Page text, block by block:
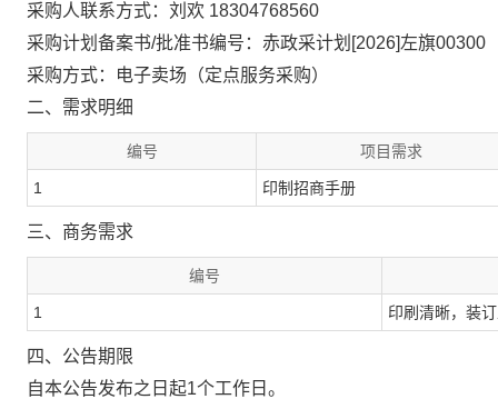
采购人联系方式：刘欢 18304768560
采购计划备案书/批准书编号：赤政采计划[2026]左旗00300
采购方式：电子卖场（定点服务采购）
二、需求明细
编号 项目需求
1 印制招商手册
三、商务需求
编号
1 印刷清晰，装
四、公告期限
自本公告发布之日起1个工作日。